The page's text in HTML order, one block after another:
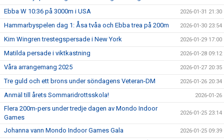
Ebba W 10:36 på 3000m i USA 2026-01-31 21:30
Hammarbyspelen dag 1: Åsa tvåa och Ebba trea på 200m 2026-01-30 23:54
Kim Wingren trestegspersade i New York 2026-01-29 17:00
Matilda persade i viktkastning 2026-01-28 09:12
Våra arrangemang 2025 2026-01-27 20:35
Tre guld och ett brons under söndagens Veteran-DM 2026-01-26 20:34
Anmäl till årets Sommaridrottsskola! 2026-01-26
Flera 200m-pers under tredje dagen av Mondo Indoor
Games
2026-01-25 23:14
Johanna vann Mondo Indoor Games Gala 2026-01-25 09:39